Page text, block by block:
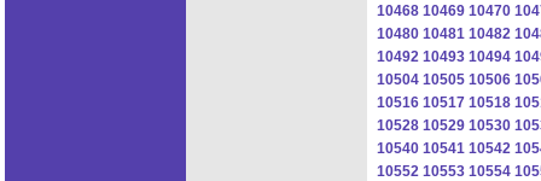
10468 10469 10470
10480 10481 10482
10492 10493 10494
10504 10505 10506
10516 10517 10518
10528 10529 10530
10540 10541 10542
10552 10553 10554